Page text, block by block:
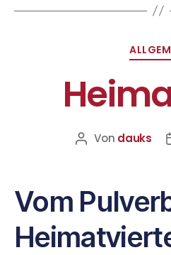
Von dauks
Vom